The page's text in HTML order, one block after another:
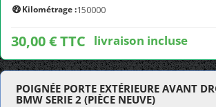
Kilométrage :150000
30,00 € TTC livraison incluse
POIGNÉE PORTE EXTÉRIEURE AVANT
BMW SERIE 2 (PIÈCE NEUVE)